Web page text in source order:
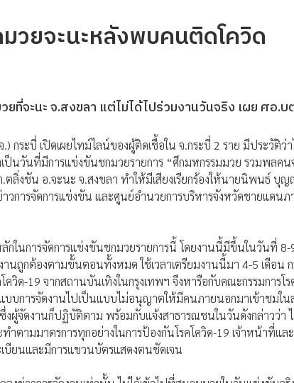
วยจะนะหลังพบคนติดโควิด
ที่จะนะ จ.สงขลา แต่ไม่ได้ไปร่วมงานวันจริง เผย ศอ.บ
กระบี่ เปิดเผยไทม์ไลน์ของผู้ติดเชื้อใน จ.กระบี่ 2 ราย มีประวัติว่
ป็นวันที่มีการแข่งขันชกมวยรายการ “ศึกมหกรรมมวย รวมพลค
ลิ่งชัน อ.จะนะ จ.สงขลา ทำให้มีเสียงเรียกร้องให้นายนิพนธ์ บุ
การจัดการแข่งขัน และศูนย์อำนวยการบริหารจังหวัดชายแดนภ
ในการจัดการแข่งขันชกมวยรายการนี้ โดยงานนี้มีขึ้นในวันที่ 8-
นถูกต้องตามขั้นตอนทั้งหมด ใช้เวลาเตรียมงานนี้มา 4-5 เดือน
ควิด-19 จากสถานบันเทิงในกรุงเทพฯ จึงหารือกับคณะกรรมการโ
บบการจัดงานไปเป็นแบบไม่อนุญาตให้มีคนภายนอกมาเข้าชมใน
งผู้จัดงานก็ปฏิบัติตาม พร้อมกับแจ้งสาธารณชนในวันดังกล่าวว่า
ตามมาตรการทุกอย่างในการป้องกันโรคโควิด-19 เจ้าหน้าที่แล
บียนและมีการแขวนบัตรแสดงตนชัดเจน